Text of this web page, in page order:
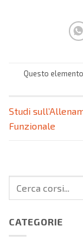
Questo
Studi
Funzionale
CATEGORIE